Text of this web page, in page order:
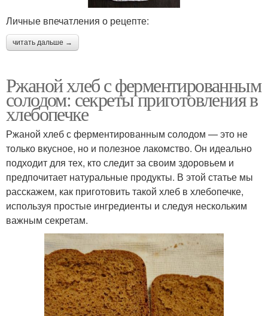
Личные впечатления о рецепте:
читать дальше →
Ржаной хлеб с ферментированным
солодом: секреты приготовления в
хлебопечке
Ржаной хлеб с ферментированным солодом — это не
только вкусное, но и полезное лакомство. Он идеально
подходит для тех, кто следит за своим здоровьем и
предпочитает натуральные продукты. В этой статье мы
расскажем, как приготовить такой хлеб в хлебопечке,
используя простые ингредиенты и следуя нескольким
важным секретам.